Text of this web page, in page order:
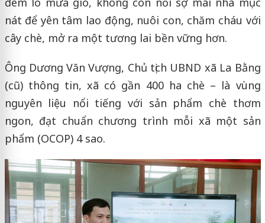
nát để yên tâm lao động, nuôi con, chăm cháu với
cây chè, mở ra một tương lai bền vững hơn.
Ông Dương Văn Vượng, Chủ tịch UBND xã La Bằng
(cũ) thông tin, xã có gần 400 ha chè – là vùng
nguyên liệu nổi tiếng với sản phẩm chè thơm
ngon, đạt chuẩn chương trình mỗi xã một sản
phẩm (OCOP) 4 sao.